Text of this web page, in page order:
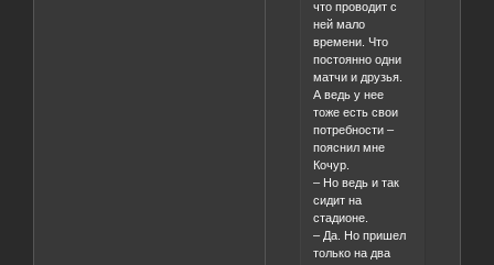
что проводит с
ней мало
времени. Что
постоянно одни
матчи и друзья.
А ведь у нее
тоже есть свои
потребности –
пояснил мне
Кочур.
– Но ведь и так
сидит на
стадионе.
– Да. Но пришел
только на два